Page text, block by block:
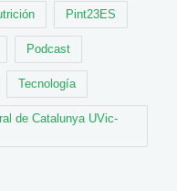
Pint23ES
Podcast
Tecnología
de Catalunya UVic-